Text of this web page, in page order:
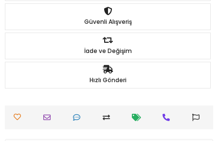
Güvenli Alışveriş
İade ve Değişim
Hızlı Gönderi